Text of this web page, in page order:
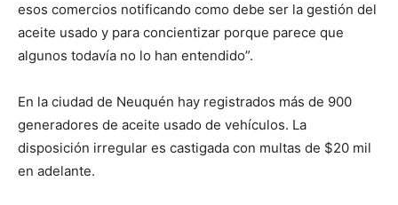
esos comercios notificando como debe ser la gestión del
aceite usado y para concientizar porque parece que
algunos todavía no lo han entendido”.
En la ciudad de Neuquén hay registrados más de 900
generadores de aceite usado de vehículos. La
disposición irregular es castigada con multas de $20 mil
en adelante.